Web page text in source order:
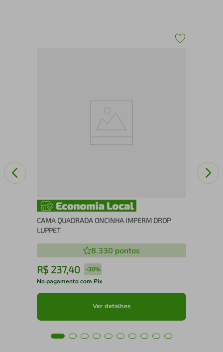
CAMA QUADRADA ONCINHA IMPERM DROP
LUPPET
8.330 pontos
R$ 237,40 -30%
No pagamento com Pix
Ver detalhes